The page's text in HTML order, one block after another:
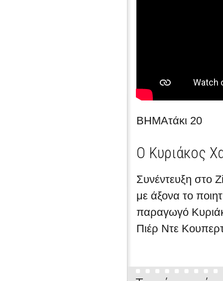
ΒΗΜΑτάκι 20
Ο Κυριάκος
Συνέντευξη στο
με άξονα το
παραγωγό
Πιέρ Ντε